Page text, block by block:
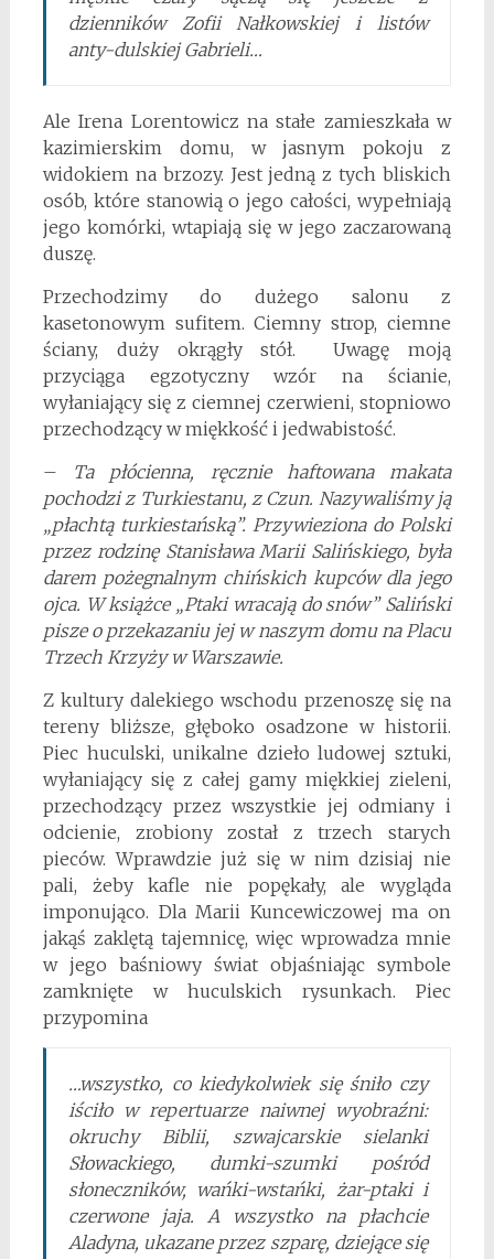
dzienników Zofii Nałkowskiej i listów
anty-dulskiej Gabrieli…
Ale Irena Lorentowicz na stałe zamieszkała w
kazimierskim domu, w jasnym pokoju z
widokiem na brzozy. Jest jedną z tych bliskich
osób, które stanowią o jego całości, wypełniają
jego komórki, wtapiają się w jego zaczarowaną
duszę.
Przechodzimy do dużego salonu z
kasetonowym sufitem. Ciemny strop, ciemne
ściany, duży okrągły stół. Uwagę moją
przyciąga egzotyczny wzór na ścianie,
wyłaniający się z ciemnej czerwieni, stopniowo
przechodzący w miękkość i jedwabistość.
– Ta płócienna, ręcznie haftowana makata
pochodzi z Turkiestanu, z Czun. Nazywaliśmy ją
„płachtą turkiestańską”. Przywieziona do Polski
przez rodzinę Stanisława Marii Salińskiego, była
darem pożegnalnym chińskich kupców dla jego
ojca. W książce „Ptaki wracają do snów” Saliński
pisze o przekazaniu jej w naszym domu na Placu
Trzech Krzyży w Warszawie.
Z kultury dalekiego wschodu przenoszę się na
tereny bliższe, głęboko osadzone w historii.
Piec huculski, unikalne dzieło ludowej sztuki,
wyłaniający się z całej gamy miękkiej zieleni,
przechodzący przez wszystkie jej odmiany i
odcienie, zrobiony został z trzech starych
pieców. Wprawdzie już się w nim dzisiaj nie
pali, żeby kafle nie popękały, ale wygląda
imponująco. Dla Marii Kuncewiczowej ma on
jakąś zaklętą tajemnicę, więc wprowadza mnie
w jego baśniowy świat objaśniając symbole
zamknięte w huculskich rysunkach. Piec
przypomina
…wszystko, co kiedykolwiek się śniło czy
iściło w repertuarze naiwnej wyobraźni:
okruchy Biblii, szwajcarskie sielanki
Słowackiego, dumki-szumki pośród
słoneczników, wańki-wstańki, żar-ptaki i
czerwone jaja. A wszystko na płachcie
Aladyna, ukazane przez szparę, dziejące się